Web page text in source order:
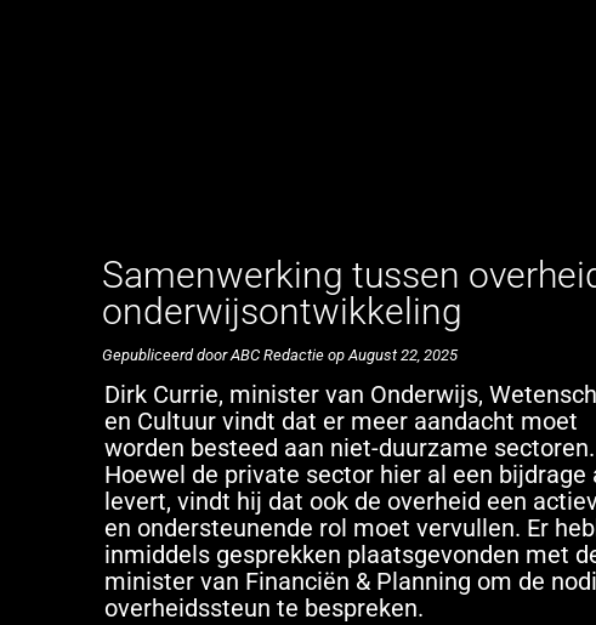
Samenwerking tussen
onderwijsontwikkeling
Gepubliceerd door ABC Redactie op August 22, 2025
Dirk Currie, minister van Onderwijs,
en Cultuur vindt dat er meer aandacht moet
worden besteed aan niet-duurzame sectoren.
Hoewel de private sector hier al een bijdrage
levert, vindt hij dat ook de overheid een
en ondersteunende rol moet vervullen. Er
inmiddels gesprekken plaatsgevonden met
minister van Financiën & Planning om de
overheidssteun te bespreken.